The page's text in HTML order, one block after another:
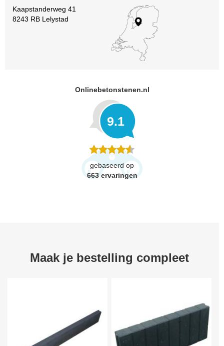
Kaapstanderweg 41
8243 RB Lelystad
Onlinebetonstenen.nl
9.1
gebaseerd op
663 ervaringen
Maak je bestelling compleet